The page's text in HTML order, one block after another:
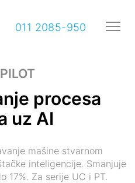
011 2085-950
procesa
uz AI
mašine stvarnom
inteligencije. Smanjuje
17%. Za serije UC i PT.